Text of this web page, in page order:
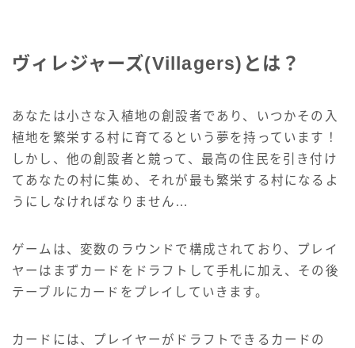
ヴィレジャーズ(Villagers)とは？
あなたは小さな入植地の創設者であり、いつかその入
植地を繁栄する村に育てるという夢を持っています！
しかし、他の創設者と競って、最高の住民を引き付け
てあなたの村に集め、それが最も繁栄する村になるよ
うにしなければなりません…
ゲームは、変数のラウンドで構成されており、プレイ
ヤーはまずカードをドラフトして手札に加え、その後
テーブルにカードをプレイしていきます。
カードには、プレイヤーがドラフトできるカードの